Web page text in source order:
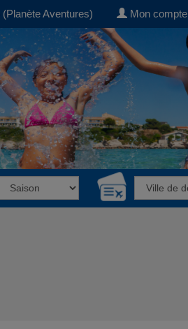
Aventures) Mon compte